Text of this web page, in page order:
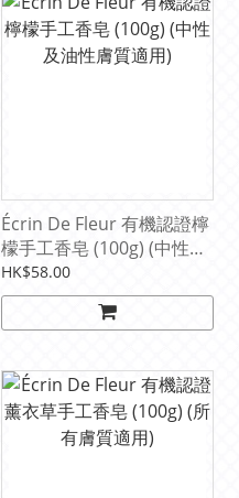
Écrin De Fleur 有機認證檸
檬手工香皂 (100g) (中性及
油性膚質適用)
HK$58.00